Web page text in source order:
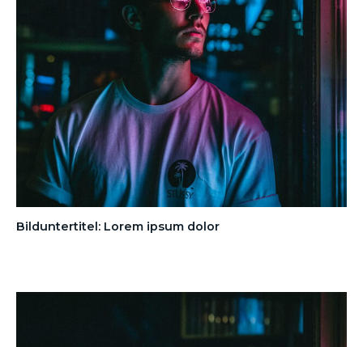
Bilduntertitel: Lorem ipsum dolor